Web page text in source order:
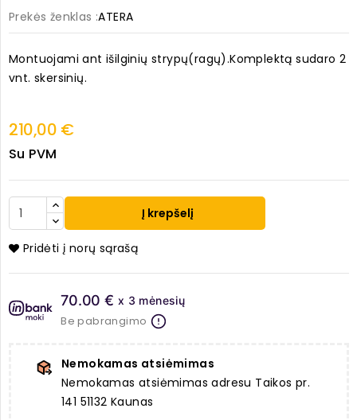
Prekės ženklas :ATERA
Montuojami ant išilginių strypų(ragų).Komplektą sudaro 2
vnt. skersinių.
210,00 €
Su PVM
Į krepšelį
Pridėti į norų sąrašą
70.00 € x 3 mėnesių
Be pabrangimo
Nemokamas atsiėmimas
Nemokamas atsiėmimas adresu Taikos pr.
141 51132 Kaunas